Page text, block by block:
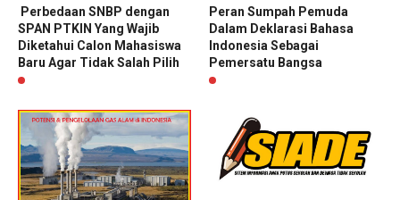
Perbedaan SNBP dengan
SPAN PTKIN Yang Wajib
Diketahui Calon Mahasiswa
Baru Agar Tidak Salah Pilih
Peran Sumpah Pemuda
Dalam Deklarasi Bahasa
Indonesia Sebagai
Pemersatu Bangsa